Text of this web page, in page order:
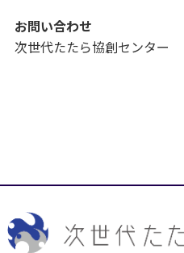
お問い合わせ
次世代たたら協創センター